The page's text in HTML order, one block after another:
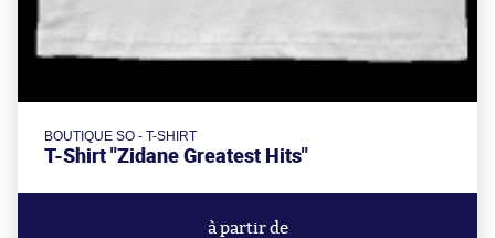
BOUTIQUE SO - T-SHIRT
T-Shirt "Zidane Greatest Hits"
à partir de